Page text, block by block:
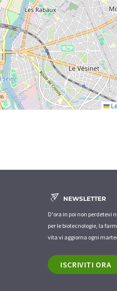
NEWSLETTER
D'ora in poi non perdetevi
per le biotecnologie, la
vita vi aggiorna ogni
ISCRIVITI ORA